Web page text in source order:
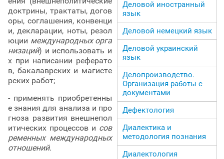
доктрины, трактаты, догов
оры, соглашения, конвенци
и, декларации, ноты, резол
юции международных орга
низаций) и использовать и
х при написании реферато
в, бакалаврских и магисте
рских работ;
- применять приобретенны
е знания для анализа и про
гноза развития внешнепол
итических процессов и сов
ременных международных
отношений.
Деловой иностранный
язык
Деловой немецкий язык
Деловой украинский
язык
Делопроизводство.
Организация работы с
документами
Дефектология
Диалектика и
методология познания
Диалектология